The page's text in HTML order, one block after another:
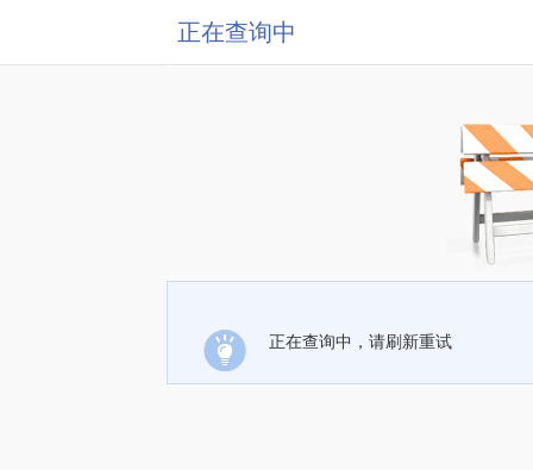
正在查询中
正在查询中，请刷新重试